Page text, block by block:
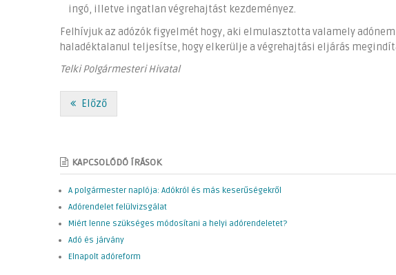
ingó, illetve ingatlan végrehajtást kezdeményez.
Felhívjuk az adózók figyelmét hogy, aki elmulasztotta valamely
haladéktalanul teljesítse, hogy elkerülje a végrehajtási eljárás
Telki Polgármesteri Hivatal
Előző
KAPCSOLÓDÓ ÍRÁSOK
A polgármester naplója: Adókról és más keserűségekről
Adórendelet felülvizsgálat
Miért lenne szükséges módosítani a helyi adórendeletet?
Adó és járvány
Elnapolt adóreform